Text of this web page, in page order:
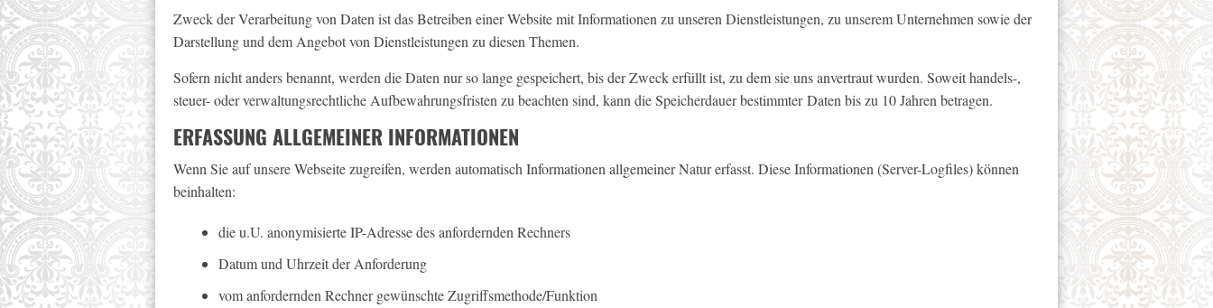
Zweck der Verarbeitung von Daten ist das Betreiben einer Website mit Informationen zu unseren Dienstleistungen, zu unserem Unternehmen sowie der
Darstellung und dem Angebot von Dienstleistungen zu diesen Themen.
Sofern nicht anders benannt, werden die Daten nur so lange gespeichert, bis der Zweck erfüllt ist, zu dem sie uns anvertraut wurden. Soweit handels-,
steuer- oder verwaltungsrechtliche Aufbewahrungsfristen zu beachten sind, kann die Speicherdauer bestimmter Daten bis zu 10 Jahren betragen.
ERFASSUNG ALLGEMEINER INFORMATIONEN
Wenn Sie auf unsere Webseite zugreifen, werden automatisch Informationen allgemeiner Natur erfasst. Diese Informationen (Server-Logfiles) können
beinhalten:
die u.U. anonymisierte IP-Adresse des anfordernden Rechners
Datum und Uhrzeit der Anforderung
vom anfordernden Rechner gewünschte Zugriffsmethode/Funktion